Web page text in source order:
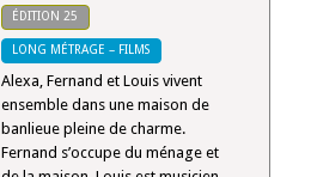
ÉDITION 25
LONG MÉTRAGE – FILMS
Alexa, Fernand et Louis vivent
ensemble dans une maison de
banlieue pleine de charme.
Fernand s’occupe du ménage et